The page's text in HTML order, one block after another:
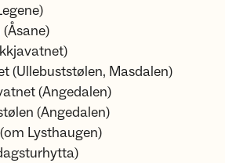
(Ullebuststølen, Masdalen)
(Angedalen)
(Angedalen)
Lysthaugen)